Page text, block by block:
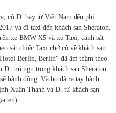
cô D. bay từ Việt Nam đến phi
và đi taxi đến khách sạn Sheraton.
xe BMW X5 và xe Taxi, cảnh sát
sát chiếc Taxi chở cô về khách sạn.
Berlin, Berlin" đã âm thầm theo
trú ngụ trong khách sạn Sheraton
hành động. Và họ đã ra tay hành
Xuân Thanh và D. từ khách sạn